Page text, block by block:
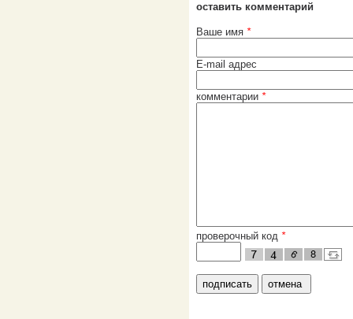
оставить комментарий
Ваше имя *
E-mail адрес
комментарии *
проверочный код *